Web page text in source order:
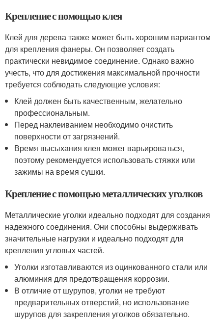
Крепление с помощью клея
Клей для дерева также может быть хорошим вариантом
для крепления фанеры. Он позволяет создать
практически невидимое соединение. Однако важно
учесть, что для достижения максимальной прочности
требуется соблюдать следующие условия:
Клей должен быть качественным, желательно
профессиональным.
Перед наклеиванием необходимо очистить
поверхности от загрязнений.
Время высыхания клея может варьироваться,
поэтому рекомендуется использовать стяжки или
зажимы на время сушки.
Крепление с помощью металлических уголков
Металлические уголки идеально подходят для создания
надежного соединения. Они способны выдерживать
значительные нагрузки и идеально подходят для
крепления угловых частей.
Уголки изготавливаются из оцинкованного стали или
алюминия для предотвращения коррозии.
В отличие от шурупов, уголки не требуют
предварительных отверстий, но использование
шурупов для закрепления уголков обязательно.